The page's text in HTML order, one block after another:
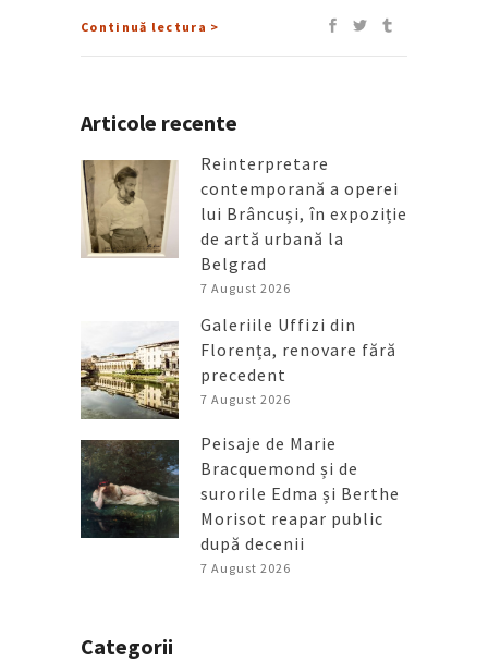
Continuă lectura >
Articole recente
Reinterpretare
contemporană a operei
lui Brâncuși, în expoziție
de artă urbană la
Belgrad
7 August 2026
Galeriile Uffizi din
Florența, renovare fără
precedent
7 August 2026
Peisaje de Marie
Bracquemond și de
surorile Edma și Berthe
Morisot reapar public
după decenii
7 August 2026
Categorii